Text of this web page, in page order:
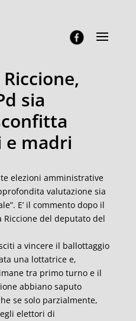
sia
e madri
elezioni amministrative
valutazione sia
E’ il commento dopo il
del deputato del
a vincere il ballottaggio
una lottatrice e,
tra primo turno e il
abbiano saputo
se solo parzialmente,
elettori di